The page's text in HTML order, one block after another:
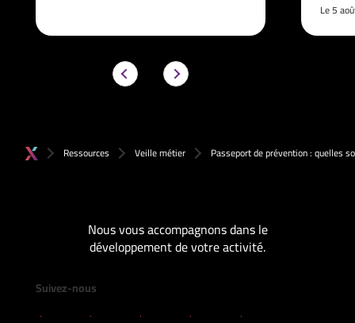
Le 5
Ressources Veille métier Passeport de prévention : quelles
Nous vous accompagnons dans le
développement de votre activité.
Suivez-nous